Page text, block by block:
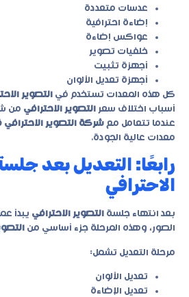
عدسات متعددة
إضاءة احترافية
عواكس إضاءة
خلفيات تصوير
أجهزة تثبيت
أجهزة تعديل الألوان
كل هذه المعدات تستخدم في التصوير
أسباب اختلاف سعر التصوير الاحترافي من
عندما تتعامل مع شركة التصوير
معدات عالية الجودة.
رابعًا: التعديل بعد
الاحترافي
بعد انتهاء جلسة التصوير الاحترافي يبدأ
الصور، وهذه المرحلة جزء أساسي من
مرحلة التعديل تشمل:
تعديل الألوان
تعديل الإضاءة